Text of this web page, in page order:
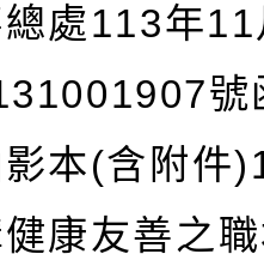
處113年
號
本(含附件
康友善之